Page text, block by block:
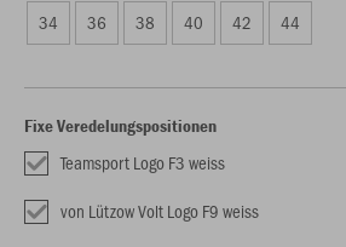
34 36 38 40 42 44
Fixe Veredelungspositionen
Teamsport Logo F3 weiss
von Lützow Volt Logo F9 weiss